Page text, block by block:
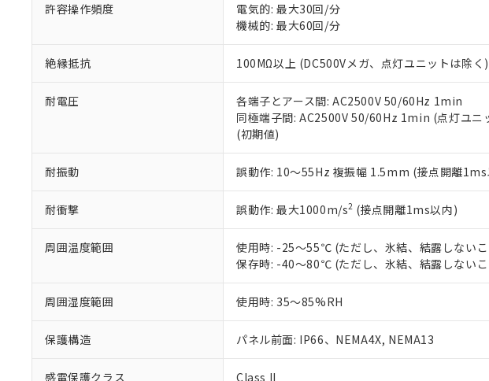
許容操作頻度
電気的: 最大30回/分
機械的: 最大60回/分
絶縁抵抗 100MΩ以上 (DC500Vメガ、点灯ユニットは除く)
耐電圧
各端子とアース間: AC2500V 50/60Hz 1min
同極端子間: AC2500V 50/60Hz 1min (点灯ユニ
(初期値)
耐振動 誤動作: 10～55Hz 複振幅 1.5mm (接点開離1ms
耐衝撃 誤動作: 最大1000m/s2 (接点開離1ms以内)
周囲温度範囲
使用時: -25～55℃ (ただし、氷結、結露しない
保存時: -40～80℃ (ただし、氷結、結露しない
周囲湿度範囲 使用時: 35～85%RH
保護構造 パネル前面: IP66、NEMA4X, NEMA13
感電保護クラス Class II
いる法人を指します。
EU RoHS指令（10物質）の非含有証明書
51物質の非含有証明書（当社基準）
※本証明書は発行日時点で非含有を証明する
また、RoHS指令のフタル酸エステル類４
混在することから備考欄に対応日を記載して
既に当社にて対応品への在庫切替を完了し
り割愛しております。